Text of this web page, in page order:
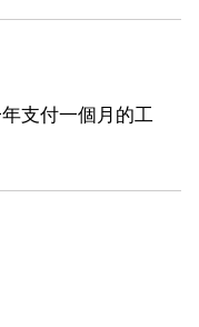
支付一個月的工